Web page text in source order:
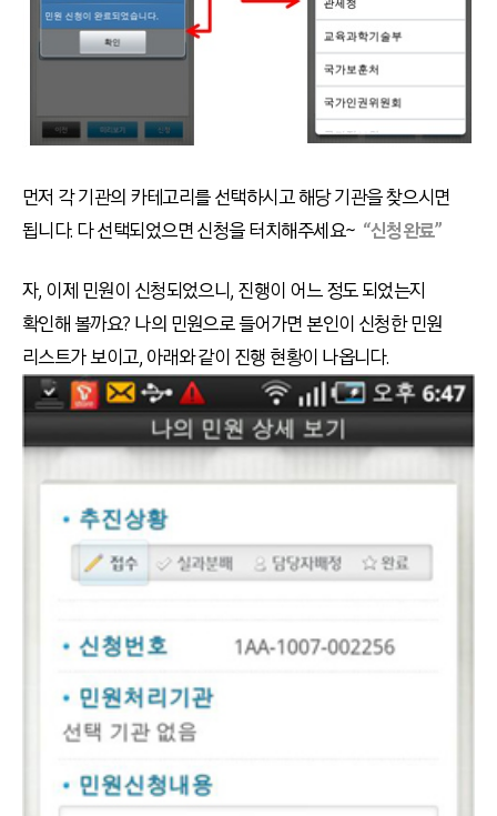
먼저 각 기관의 카테고리를 선택하시고 해당 기관을 찾으시면
됩니다. 다 선택되었으면 신청을 터치해주세요~ “신청완료”
자, 이제 민원이 신청되었으니, 진행이 어느 정도 되었는지
확인해 볼까요? 나의 민원으로 들어가면 본인이 신청한 민원
리스트가 보이고, 아래와 같이 진행 현황이 나옵니다.